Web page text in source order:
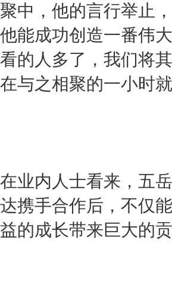
聚中，他的言行举止
他能成功创造一番伟
看的人多了，我们将
在与之相聚的一小时
在业内人士看来，五
达携手合作后，不仅
益的成长带来巨大的